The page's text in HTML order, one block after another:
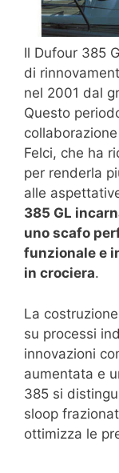
Il Dufour 385
di
nel 2001 dal
Questo
Felci, che ha
per renderla
alle
385 GL
uno scafo
funzionale e
in crociera.
La
su processi
innovazioni
aumentata e
385 si
sloop
ottimizza le